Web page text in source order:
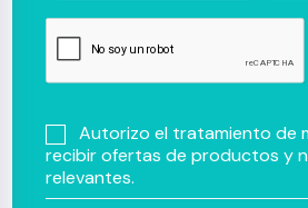
Autorizo el tratamiento de
recibir ofertas de productos y
relevantes.